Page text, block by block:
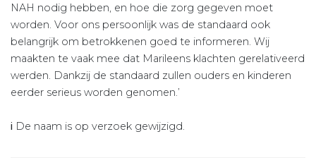
NAH nodig hebben, en hoe die zorg gegeven moet
worden. Voor ons persoonlijk was de standaard ook
belangrijk om betrokkenen goed te informeren. Wij
maakten te vaak mee dat Marileens klachten gerelativeerd
werden. Dankzij de standaard zullen ouders en kinderen
eerder serieus worden genomen.’
i De naam is op verzoek gewijzigd.